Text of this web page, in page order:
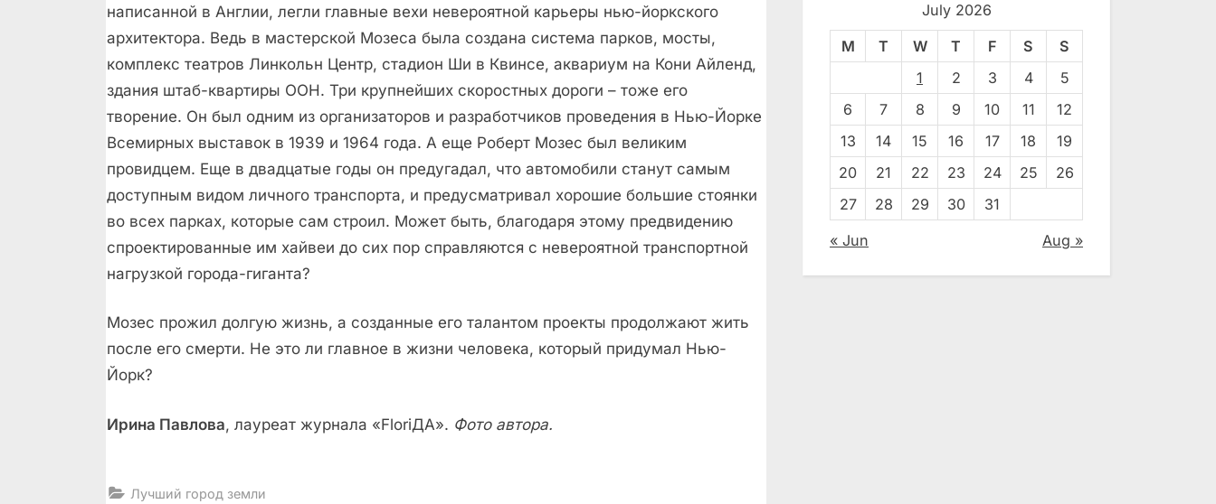
написанной в Англии, легли главные вехи невероятной карьеры нью-йоркского
архитектора. Ведь в мастерской Мозеса была создана система парков, мосты,
комплекс театров Линкольн Центр, стадион Ши в Квинсе, аквариум на Кони Айленд,
здания штаб-квартиры ООН. Три крупнейших скоростных дороги – тоже его
творение. Он был одним из организаторов и разработчиков проведения в Нью-Йорке
Всемирных выставок в 1939 и 1964 года. А еще Роберт Мозес был великим
провидцем. Еще в двадцатые годы он предугадал, что автомобили станут самым
доступным видом личного транспорта, и предусматривал хорошие большие стоянки
во всех парках, которые сам строил. Может быть, благодаря этому предвидению
спроектированные им хайвеи до сих пор справляются с невероятной транспортной
нагрузкой города-гиганта?
Мозес прожил долгую жизнь, а созданные его талантом проекты продолжают жить
после его смерти. Не это ли главное в жизни человека, который придумал Нью-
Йорк?
Ирина Павлова, лауреат журнала «FloriДА». Фото автора.
Лучший город земли
July 2026
M T W T F S
S
1
2 3 4
5
6
7 8 9 10 11
12
13
14 15 16 17 18
19
20
21 22 23 24 25
26
27
28 29 30 31
« Jun Aug »